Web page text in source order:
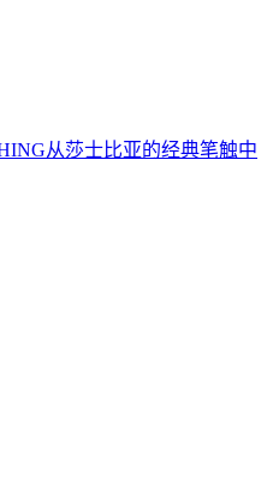
从莎士比亚的经典笔触中